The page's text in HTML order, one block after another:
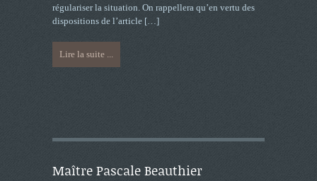
régulariser la situation. On rappellera qu’en vertu des
dispositions de l’article […]
Lire la suite ...
Maître Pascale Beauthier